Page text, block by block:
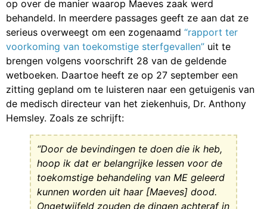
op over de manier waarop Maeves zaak werd
behandeld. In meerdere passages geeft ze aan dat ze
serieus overweegt om een zogenaamd “rapport ter
voorkoming van toekomstige sterfgevallen” uit te
brengen volgens voorschrift 28 van de geldende
wetboeken. Daartoe heeft ze op 27 september een
zitting gepland om te luisteren naar een getuigenis van
de medisch directeur van het ziekenhuis, Dr. Anthony
Hemsley. Zoals ze schrijft:
“Door de bevindingen te doen die ik heb,
hoop ik dat er belangrijke lessen voor de
toekomstige behandeling van ME geleerd
kunnen worden uit haar [Maeves] dood.
Ongetwijfeld zouden de dingen achteraf in